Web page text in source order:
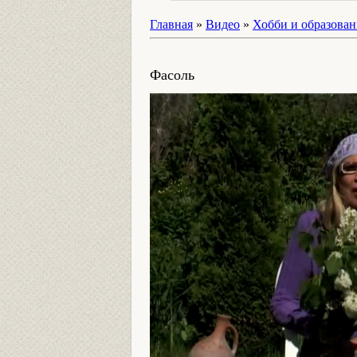
Главная » Видео » Хобби и
Фасоль